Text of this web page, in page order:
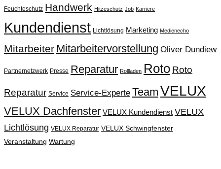
Feuchteschutz Handwerk Hitzeschutz Job Karriere
Kundendienst Lichtlösung Marketing Medienecho
Mitarbeiter Mitarbeitervorstellung Oliver Dundiew
Partnernetzwerk Presse Reparatur Rollladen Roto Roto
Reparatur Service Service-Experte Team VELUX
VELUX Dachfenster VELUX Kundendienst VELUX
Lichtlösung VELUX Reparatur VELUX Schwingfenster
Veranstaltung Wartung